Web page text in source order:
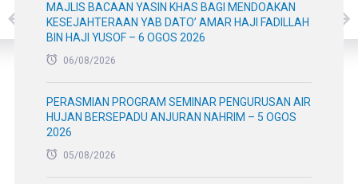
MAJLIS BACAAN YASIN KHAS BAGI MENDOAKAN
KESEJAHTERAAN YAB DATO’ AMAR HAJI FADILLAH
BIN HAJI YUSOF – 6 OGOS 2026
06/08/2026
PERASMIAN PROGRAM SEMINAR PENGURUSAN AIR
HUJAN BERSEPADU ANJURAN NAHRIM – 5 OGOS
2026
05/08/2026